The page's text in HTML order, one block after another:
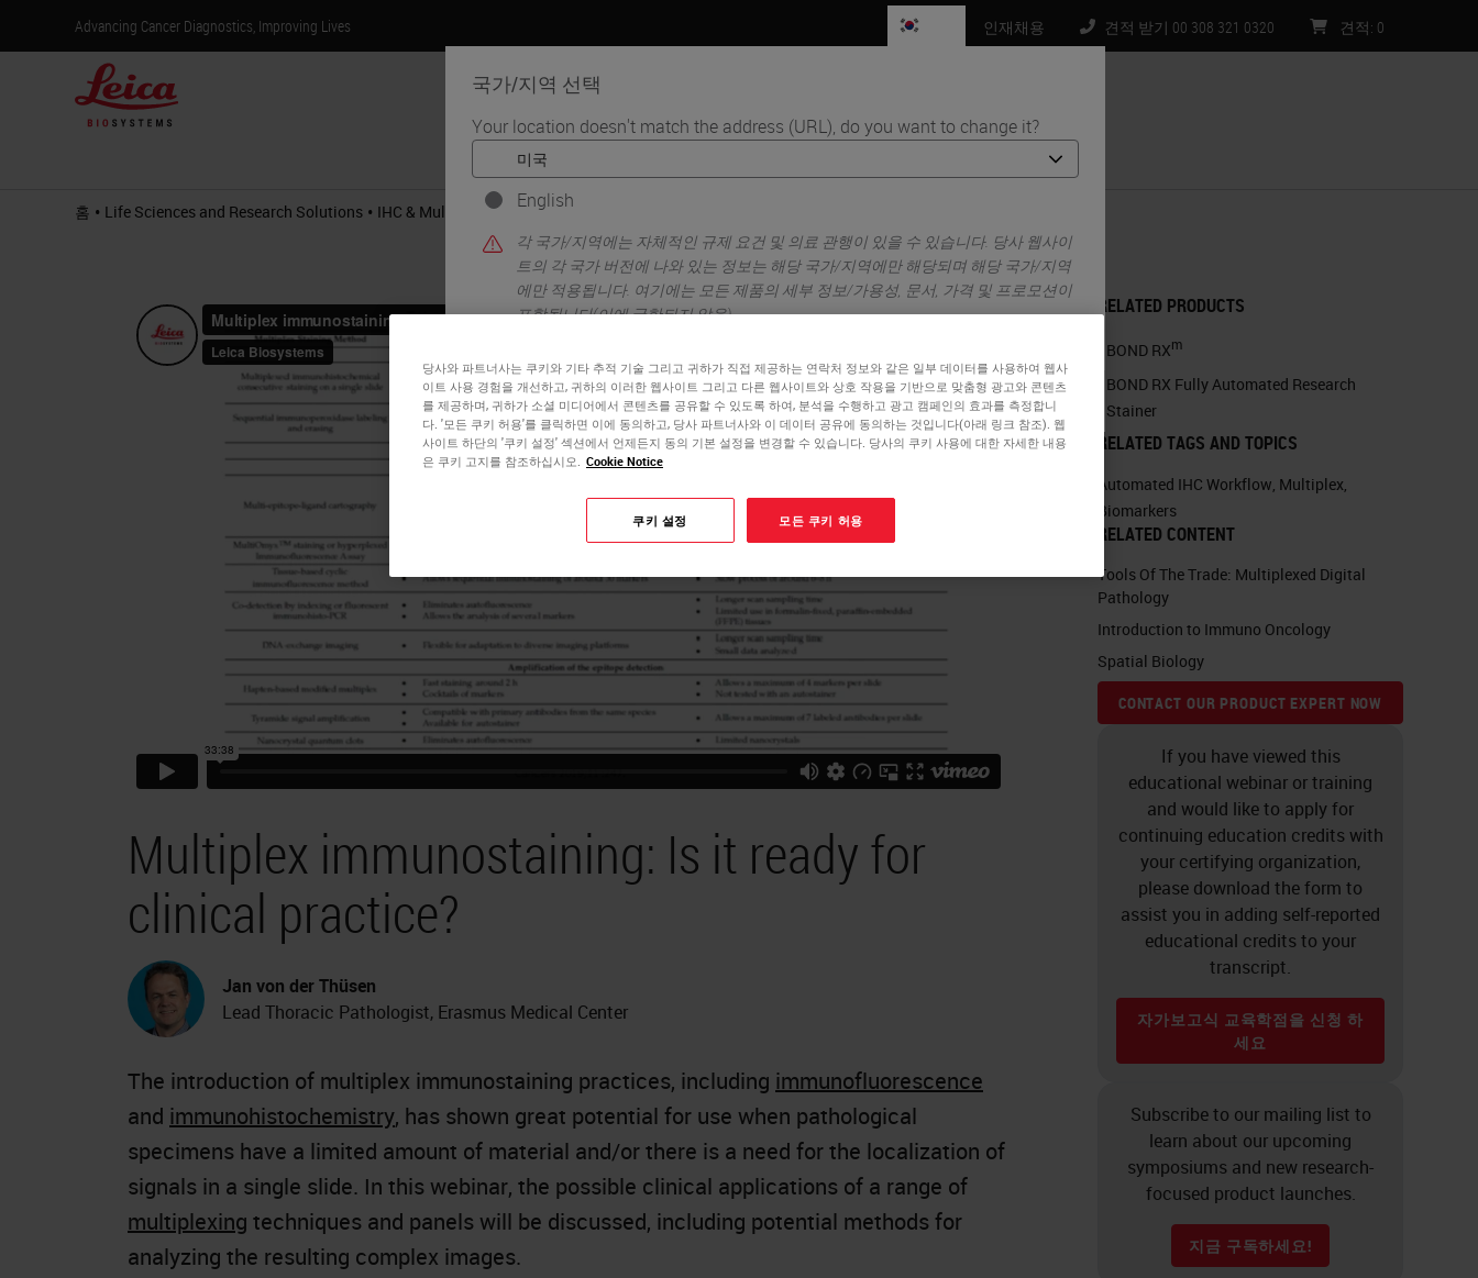
Advancing Cancer Diagnostics, Improving Lives
국가/지역 선택
Your location doesn't match the address (URL), do you want to change it?
English
각 국가/지역에는 자체적인 규제 요건 및 의료 관행이 있을 수 있습니다. 당사 웹사이
트의 각 국가 버전에 나와 있는 정보는 해당 국가/지역에만 해당되며 해당 국가/지역
에만 적용됩니다. 여기에는 모든 제품의 세부 정보/가용성, 문서, 가격 및 프로모션이
포함됩니다(이에 국한되지 않음).
YES or No
인재채용 견적 받기 00 308 321 0320 견적: 0
홈 • Life Sciences and Research Solutions • IHC & Multiplexing Multiplex immunostaining: Is it ready for clinical practice?
Multiplex immunostaining: Is it ready for
clinical practice?
Jan von der Thüsen
Lead Thoracic Pathologist, Erasmus Medical Center
The introduction of multiplex immunostaining practices, including immunofluorescence
and immunohistochemistry, has shown great potential for use when pathological
specimens have a limited amount of material and/or there is a need for the localization of
signals in a single slide. In this webinar, the possible clinical applications of a range of
multiplexing techniques and panels will be discussed, including potential methods for
analyzing the resulting complex images.
RELATED PRODUCTS
BOND RXm
BOND RX Fully Automated Research
Stainer
RELATED TAGS AND TOPICS
Automated IHC Workflow, Multiplex,
Biomarkers
RELATED CONTENT
Tools Of The Trade: Multiplexed Digital
Pathology
Introduction to Immuno Oncology
Spatial Biology
CONTACT OUR PRODUCT EXPERT NOW
If you have viewed this
educational webinar or training
and would like to apply for
continuing education credits with
your certifying organization,
please download the form to
assist you in adding self-reported
educational credits to your
transcript.
자가보고식 교육학점을 신청 하
세요
Subscribe to our mailing list to
learn about our upcoming
symposiums and new research-
focused product launches.
지금 구독하세요!
당사와 파트너사는 쿠키와 기타 추적 기술 그리고 귀하가 직접 제공하는 연락처 정보와 같은 일부 데이터를 사용하여 웹사
이트 사용 경험을 개선하고, 귀하의 이러한 웹사이트 그리고 다른 웹사이트와 상호 작용을 기반으로 맞춤형 광고와 콘텐츠
를 제공하며, 귀하가 소셜 미디어에서 콘텐츠를 공유할 수 있도록 하여, 분석을 수행하고 광고 캠페인의 효과를 측정합니
다. '모든 쿠키 허용'를 클릭하면 이에 동의하고, 당사 파트너사와 이 데이터 공유에 동의하는 것입니다(아래 링크 참조). 웹
사이트 하단의 '쿠키 설정' 섹션에서 언제든지 동의 기본 설정을 변경할 수 있습니다. 당사의 쿠키 사용에 대한 자세한 내용
은 쿠키 고지를 참조하십시오. Cookie Notice
쿠키 설정 모든 쿠키 허용